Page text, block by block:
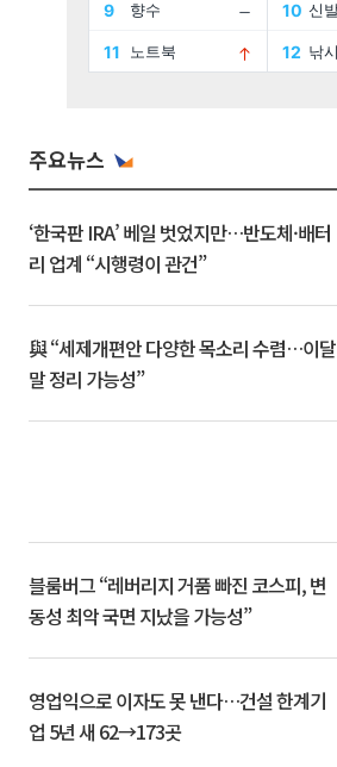
주요뉴스
‘한국판 IRA’ 베일 벗었지만…반도체·배터
리 업계 “시행령이 관건”
與 “세제개편안 다양한 목소리 수렴…이달
말 정리 가능성”
블룸버그 “레버리지 거품 빠진 코스피, 변
동성 최악 국면 지났을 가능성”
영업익으로 이자도 못 낸다…건설 한계기
업 5년 새 62→173곳